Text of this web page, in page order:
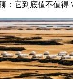
：它到底值不值得